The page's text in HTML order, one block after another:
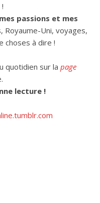
mes passions et mes
Royaume-Uni, voyages,
choses à dire !
quotidien sur la page
lecture !